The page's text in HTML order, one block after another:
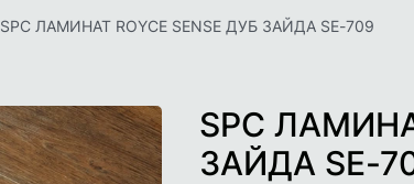
SPC ЛАМИНАТ ROYCE SENSE ДУБ ЗАЙДА SE-709
SPC
ЗАЙДА SE-